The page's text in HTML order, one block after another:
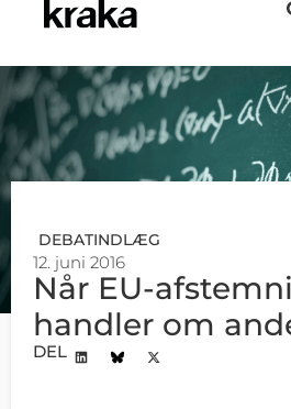
DEBATINDLÆG
12. juni 2016
Når EU-
handler om
DEL